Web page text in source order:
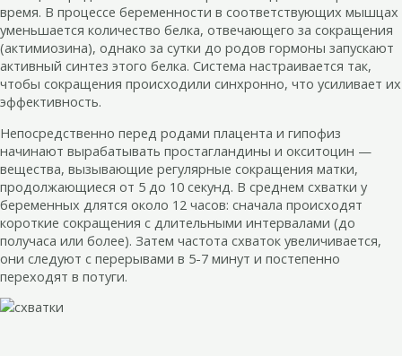
время. В процессе беременности в соответствующих мышцах
уменьшается количество белка, отвечающего за сокращения
(актимиозина), однако за сутки до родов гормоны запускают
активный синтез этого белка. Система настраивается так,
чтобы сокращения происходили синхронно, что усиливает их
эффективность.
Непосредственно перед родами плацента и гипофиз
начинают вырабатывать простагландины и окситоцин —
вещества, вызывающие регулярные сокращения матки,
продолжающиеся от 5 до 10 секунд. В среднем схватки у
беременных длятся около 12 часов: сначала происходят
короткие сокращения с длительными интервалами (до
получаса или более). Затем частота схваток увеличивается,
они следуют с перерывами в 5-7 минут и постепенно
переходят в потуги.